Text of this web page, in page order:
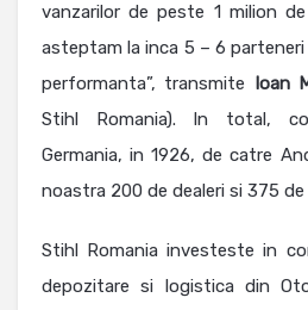
vanzarilor de peste 1 milion
asteptam la inca 5 – 6
performanta”, transmite
Ioan
Stihl Romania). In total,
Germania, in 1926, de catre
noastra 200 de dealeri si 375 de
Stihl Romania investeste in
depozitare si logistica din